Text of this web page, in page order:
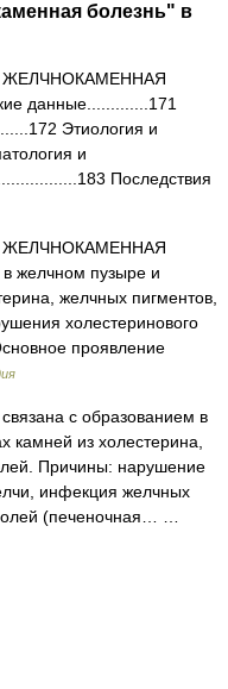
болезнь" в
данные.............171
Этиология и
и
Последствия
желчном пузыре и
желчных пигментов,
холестеринового
проявление
с образованием в
камней из холестерина,
Причины: нарушение
инфекция желчных
(печеночная… …